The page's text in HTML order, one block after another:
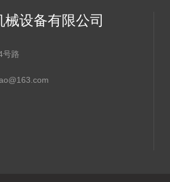
设备有限公司
号路